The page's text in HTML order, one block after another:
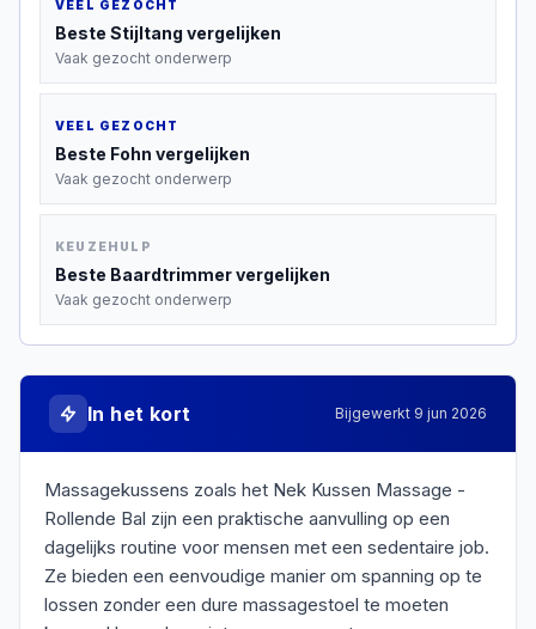
VEEL GEZOCHT
Beste Stijltang vergelijken
Vaak gezocht onderwerp
VEEL GEZOCHT
Beste Fohn vergelijken
Vaak gezocht onderwerp
KEUZEHULP
Beste Baardtrimmervergelijken
Vaak gezocht onderwerp
In het kort Bijgewerkt 9 jun 2026
Massagekussens zoals het Nek Kussen Massage -
Rollende Bal zijn een praktische aanvulling op een
dagelijks routine voor mensen met een sedentaire job.
Ze bieden een eenvoudige manier om spanning op te
lossen zonder een dure massagestoel te moeten